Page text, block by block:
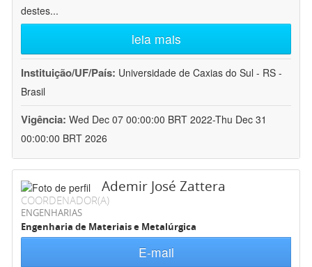
destes...
leia mais
Instituição/UF/País: Universidade de Caxias do Sul - RS -
Brasil
Vigência: Wed Dec 07 00:00:00 BRT 2022-Thu Dec 31
00:00:00 BRT 2026
Ademir José Zattera
COORDENADOR(A)
ENGENHARIAS
Engenharia de Materiais e Metalúrgica
E-mail